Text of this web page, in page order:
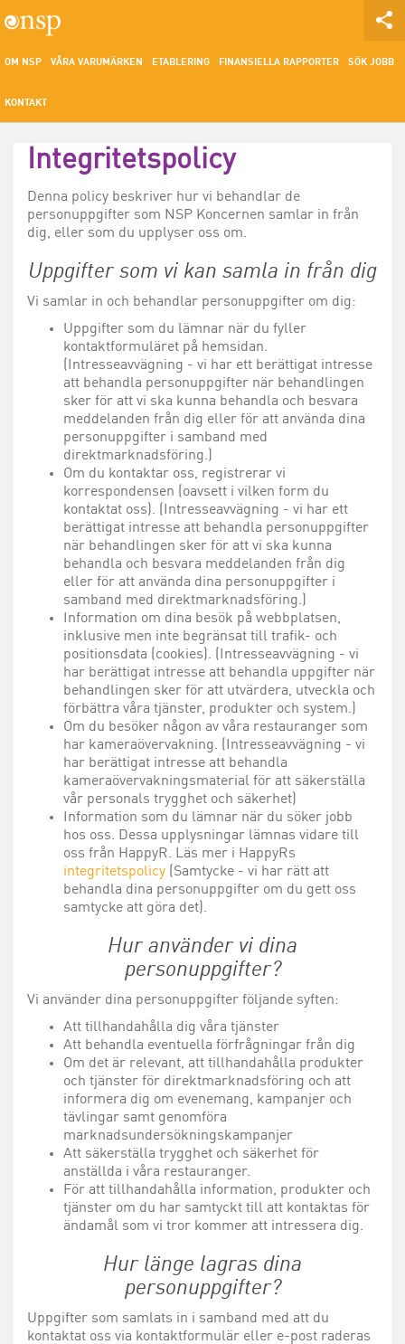
OM NSP VÅRA VARUMÄRKEN ETABLERING FINANSIELLA RAPPORTER SÖK JOBB
KONTAKT
Integritetspolicy
Denna policy beskriver hur vi behandlar de
personuppgifter som NSP Koncernen samlar in från
dig, eller som du upplyser oss om.
Uppgifter som vi kan samla in från dig
Vi samlar in och behandlar personuppgifter om dig:
Uppgifter som du lämnar när du fyller
kontaktformuläret på hemsidan.
(Intresseavvägning - vi har ett berättigat intresse
att behandla personuppgifter när behandlingen
sker för att vi ska kunna behandla och besvara
meddelanden från dig eller för att använda dina
personuppgifter i samband med
direktmarknadsföring.)
Om du kontaktar oss, registrerar vi
korrespondensen (oavsett i vilken form du
kontaktat oss). (Intresseavvägning - vi har ett
berättigat intresse att behandla personuppgifter
när behandlingen sker för att vi ska kunna
behandla och besvara meddelanden från dig
eller för att använda dina personuppgifter i
samband med direktmarknadsföring.)
Information om dina besök på webbplatsen,
inklusive men inte begränsat till trafik- och
positionsdata (cookies). (Intresseavvägning - vi
har berättigat intresse att behandla uppgifter när
behandlingen sker för att utvärdera, utveckla och
förbättra våra tjänster, produkter och system.)
Om du besöker någon av våra restauranger som
har kameraövervakning. (Intresseavvägning - vi
har berättigat intresse att behandla
kameraövervakningsmaterial för att säkerställa
vår personals trygghet och säkerhet)
Information som du lämnar när du söker jobb
hos oss. Dessa upplysningar lämnas vidare till
oss från HappyR. Läs mer i HappyRs
integritetspolicy (Samtycke - vi har rätt att
behandla dina personuppgifter om du gett oss
samtycke att göra det).
Hur använder vi dina
personuppgifter?
Vi använder dina personuppgifter följande syften:
Att tillhandahålla dig våra tjänster
Att behandla eventuella förfrågningar från dig
Om det är relevant, att tillhandahålla produkter
och tjänster för direktmarknadsföring och att
informera dig om evenemang, kampanjer och
tävlingar samt genomföra
marknadsundersökningskampanjer
Att säkerställa trygghet och säkerhet för
anställda i våra restauranger.
För att tillhandahålla information, produkter och
tjänster om du har samtyckt till att kontaktas för
ändamål som vi tror kommer att intressera dig.
Hur länge lagras dina
personuppgifter?
Uppgifter som samlats in i samband med att du
kontaktat oss via kontaktformulär eller e-post raderas